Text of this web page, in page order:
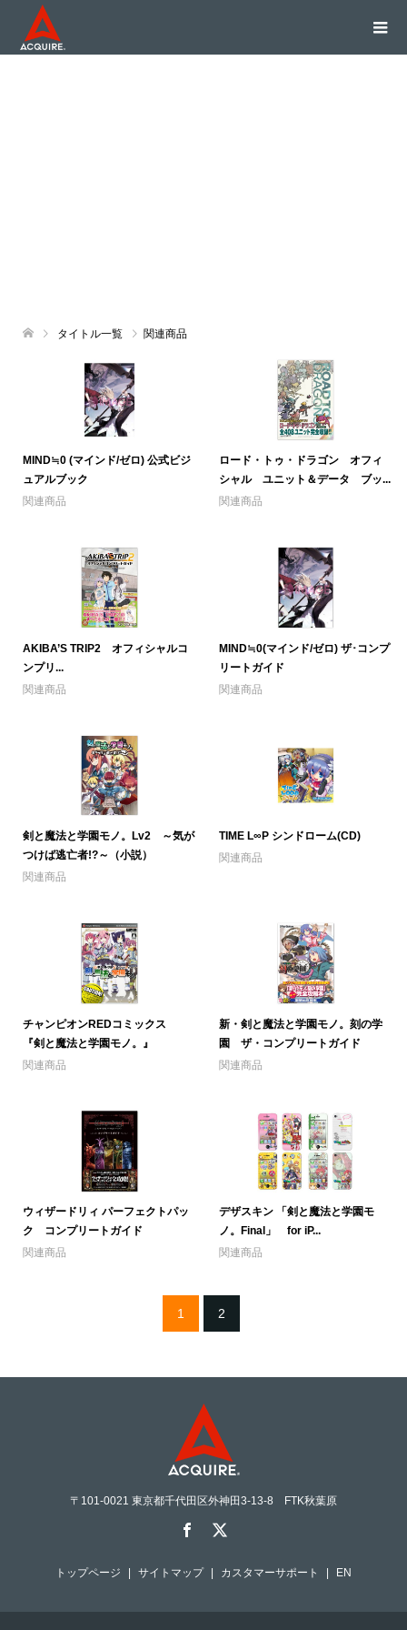
タイトル一覧 関連商品
MIND≒0 (マインド/ゼロ) 公式ビジ
ュアルブック
関連商品
ロード・トゥ・ドラゴン オフィ
シャル ユニット＆データ ブッ...
関連商品
AKIBA’S TRIP2 オフィシャルコ
ンプリ...
関連商品
MIND≒0(マインド/ゼロ) ザ･コンプ
リートガイド
関連商品
剣と魔法と学園モノ。Lv2 ～気が
つけば逃亡者!?～（小説）
関連商品
TIME L∞P シンドローム(CD)
関連商品
チャンピオンREDコミックス
『剣と魔法と学園モノ。』
関連商品
新・剣と魔法と学園モノ。刻の学
園 ザ・コンプリートガイド
関連商品
ウィザードリィ パーフェクトパッ
ク コンプリートガイド
関連商品
デザスキン 「剣と魔法と学園モ
ノ。Final」 for iP...
関連商品
1 2
〒101-0021 東京都千代田区外神田3-13-8 FTK秋葉原
トップページ サイトマップ カスタマーサポート EN